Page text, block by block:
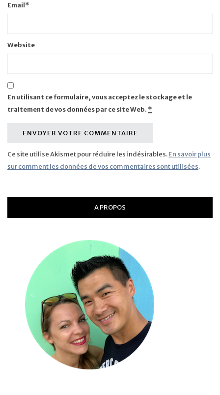
Email*
Website
En utilisant ce formulaire, vous acceptez le stockage et le
traitement de vos données par ce site Web. *
Ce site utilise Akismet pour réduire les indésirables.En savoir plus
sur comment les données de vos commentaires sont utilisées.
A PROPOS